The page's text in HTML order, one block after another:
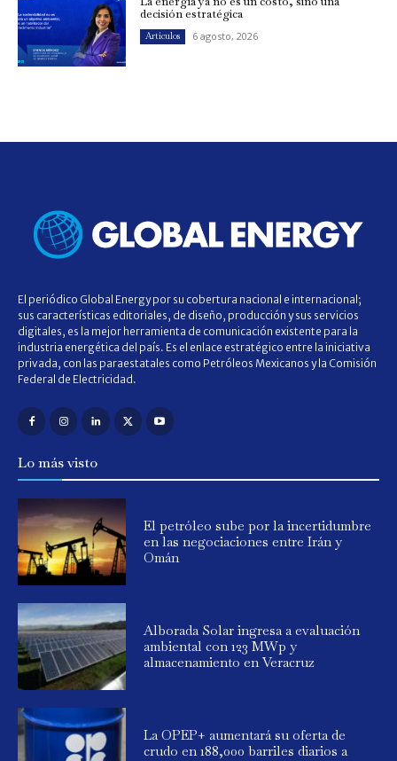
decisión estratégica
Artículos 6 agosto, 2026
El periódico Global Energy por su cobertura nacional e internacional;
sus características editoriales, de diseño, producción y sus servicios
digitales, es la mejor herramienta de comunicación existente para la
industria energética del país. Es el enlace estratégico entre la iniciativa
privada, con las paraestatales como Petróleos Mexicanos y la Comisión
Federal de Electricidad.
Lo más visto
El petróleo sube por la incertidumbre
en las negociaciones entre Irán y
Omán
Alborada Solar ingresa a evaluación
ambiental con 123 MWp y
almacenamiento en Veracruz
La OPEP+ aumentará su oferta de
crudo en 188,000 barriles diarios a